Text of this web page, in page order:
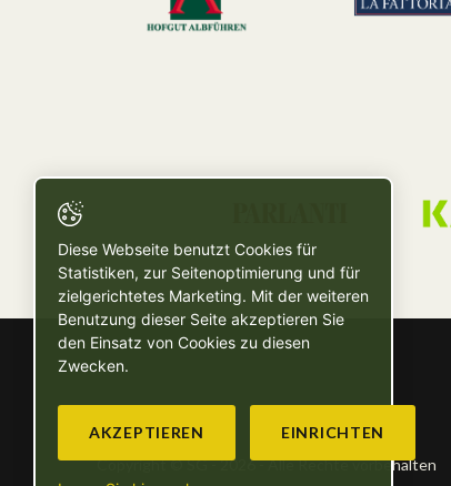
Copyright © SG - 2026 - Alle Rechte vorbehalten
Diese Webseite benutzt Cookies für
Statistiken, zur Seitenoptimierung und für
zielgerichtetes Marketing. Mit der weiteren
Benutzung dieser Seite akzeptieren Sie
den Einsatz von Cookies zu diesen
Zwecken.
AKZEPTIEREN EINRICHTEN